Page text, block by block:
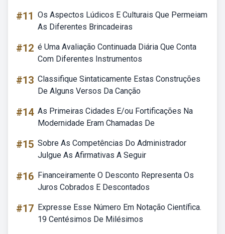
#11 Os Aspectos Lúdicos E Culturais Que Permeiam
As Diferentes Brincadeiras
#12 é Uma Avaliação Continuada Diária Que Conta
Com Diferentes Instrumentos
#13 Classifique Sintaticamente Estas Construções
De Alguns Versos Da Canção
#14 As Primeiras Cidades E/ou Fortificações Na
Modernidade Eram Chamadas De
#15 Sobre As Competências Do Administrador
Julgue As Afirmativas A Seguir
#16 Financeiramente O Desconto Representa Os
Juros Cobrados E Descontados
#17 Expresse Esse Número Em Notação Científica.
19 Centésimos De Milésimos